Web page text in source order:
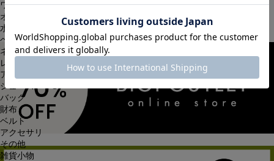
ワンピース
オールインワン・サロペット
水着
ヘッドウェア
ネックウェア
レッグウェア
アンダーウェア
シューズ
バッグ
財布
ベルト
アクセサリ
その他
雑貨小物